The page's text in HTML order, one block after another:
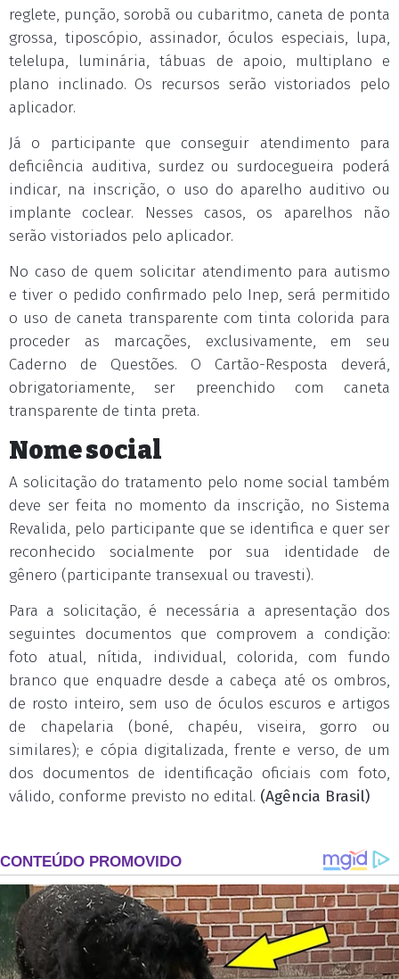
reglete, punção, sorobã ou cubaritmo, caneta de ponta
grossa, tiposcópio, assinador, óculos especiais, lupa,
telelupa, luminária, tábuas de apoio, multiplano e
plano inclinado. Os recursos serão vistoriados pelo
aplicador.
Já o participante que conseguir atendimento para
deficiência auditiva, surdez ou surdocegueira poderá
indicar, na inscrição, o uso do aparelho auditivo ou
implante coclear. Nesses casos, os aparelhos não
serão vistoriados pelo aplicador.
No caso de quem solicitar atendimento para autismo
e tiver o pedido confirmado pelo Inep, será permitido
o uso de caneta transparente com tinta colorida para
proceder as marcações, exclusivamente, em seu
Caderno de Questões. O Cartão-Resposta deverá,
obrigatoriamente, ser preenchido com caneta
transparente de tinta preta.
Nome social
A solicitação do tratamento pelo nome social também
deve ser feita no momento da inscrição, no Sistema
Revalida, pelo participante que se identifica e quer ser
reconhecido socialmente por sua identidade de
gênero (participante transexual ou travesti).
Para a solicitação, é necessária a apresentação dos
seguintes documentos que comprovem a condição:
foto atual, nítida, individual, colorida, com fundo
branco que enquadre desde a cabeça até os ombros,
de rosto inteiro, sem uso de óculos escuros e artigos
de chapelaria (boné, chapéu, viseira, gorro ou
similares); e cópia digitalizada, frente e verso, de um
dos documentos de identificação oficiais com foto,
válido, conforme previsto no edital. (Agência Brasil)